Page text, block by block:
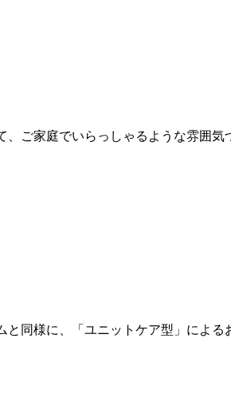
ご家庭でいらっしゃるような雰囲
同様に、「ユニットケア型」によ